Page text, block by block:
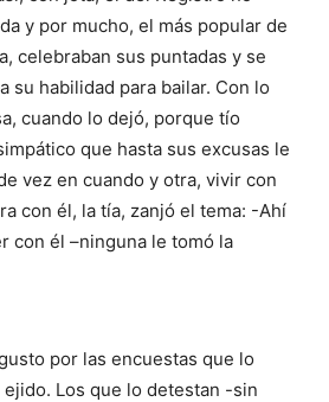
y por mucho, el más popular de
celebraban sus puntadas y se
su habilidad para bailar. Con lo
cuando lo dejó, porque tío
que hasta sus excusas le
vez en cuando y otra, vivir con
con él, la tía, zanjó el tema: -Ahí
con él –ninguna le tomó la
por las encuestas que lo
Los que lo detestan -sin